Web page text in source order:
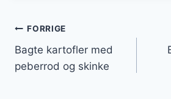
Indlægsnavigation
FORRIGE
Bagte kartofler med
peberrod og skinke